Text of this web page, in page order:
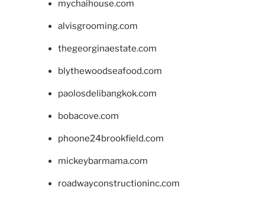
mychaihouse.com
alvisgrooming.com
thegeorginaestate.com
blythewoodseafood.com
paolosdelibangkok.com
bobacove.com
phoone24brookfield.com
mickeybarmama.com
roadwayconstructioninc.com